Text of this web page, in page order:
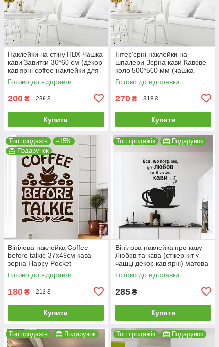
Наклейки на стіну ПВХ Чашка
кави Завитки 30*60 см (декор
кав'ярні coffee наклейки для
кухні) матова Чорний
Готово до відправки
200 ₴ 236 ₴
Купити
Інтер'єрні наклейки на
шпалери Зерна кави Кавове
коло 500*500 мм (чашка
декор для кухні) матова
Коричневий
Готово до відправки
270 ₴ 318 ₴
Купити
Топ продажів
–15%
Подарунок
Вінілова наклейка Coffee
before talkie 37х49см кава
зерна Happy Pocket
Коричневий матовий HP-
103S-800M
Готово до відправки
180 ₴ 212 ₴
Купити
Топ продажів Подарунок
Вінілова наклейка про каву
Любов та кава (стікер кіт у
чашці декор кав'ярні) матова
395х500 мм
Готово до відправки
285 ₴
Купити
Топ продажів Подарунок Топ продажів Подарунок